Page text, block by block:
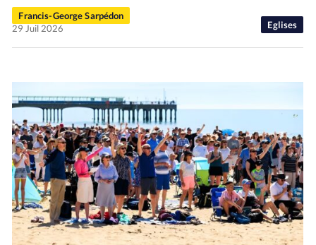
Eglises
Francis-George Sarpédon
29 Juil 2026